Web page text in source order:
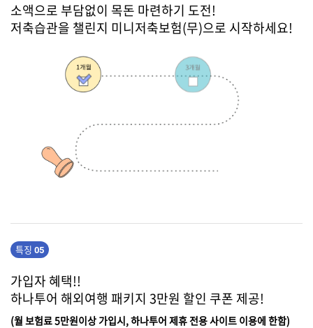
소액으로 부담없이 목돈 마련하기 도전!
저축습관을 챌린지 미니저축보험(무)으로 시작하세요!
특징 05
가입자 혜택!!
하나투어 해외여행 패키지 3만원 할인 쿠폰 제공!
(월 보험료 5만원이상 가입시, 하나투어 제휴 전용 사이트 이용에 한함)